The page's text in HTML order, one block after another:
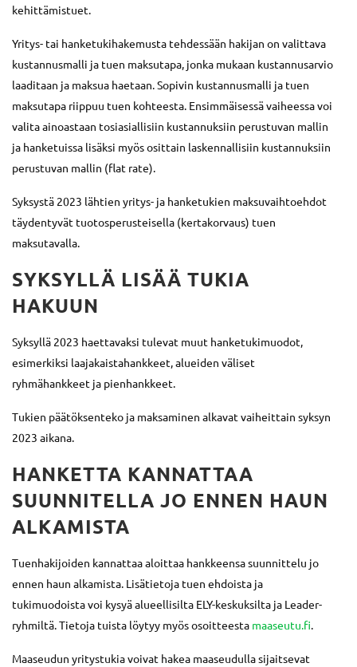
kehittämistuet.
Yritys- tai hanketukihakemusta tehdessään hakijan on valittava
kustannusmalli ja tuen maksutapa, jonka mukaan kustannusarvio
laaditaan ja maksua haetaan. Sopivin kustannusmalli ja tuen
maksutapa riippuu tuen kohteesta. Ensimmäisessä vaiheessa voi
valita ainoastaan tosiasiallisiin kustannuksiin perustuvan mallin
ja hanketuissa lisäksi myös osittain laskennallisiin kustannuksiin
perustuvan mallin (flat rate).
Syksystä 2023 lähtien yritys- ja hanketukien maksuvaihtoehdot
täydentyvät tuotosperusteisella (kertakorvaus) tuen
maksutavalla.
SYKSYLLÄ LISÄÄ TUKIA
HAKUUN
Syksyllä 2023 haettavaksi tulevat muut hanketukimuodot,
esimerkiksi laajakaistahankkeet, alueiden väliset
ryhmähankkeet ja pienhankkeet.
Tukien päätöksenteko ja maksaminen alkavat vaiheittain syksyn
2023 aikana.
HANKETTA KANNATTAA
SUUNNITELLA JO ENNEN HAUN
ALKAMISTA
Tuenhakijoiden kannattaa aloittaa hankkeensa suunnittelu jo
ennen haun alkamista. Lisätietoja tuen ehdoista ja
tukimuodoista voi kysyä alueellisilta ELY-keskuksilta ja Leader-
ryhmiltä. Tietoja tuista löytyy myös osoitteesta maaseutu.fi.
Maaseudun yritystukia voivat hakea maaseudulla sijaitsevat